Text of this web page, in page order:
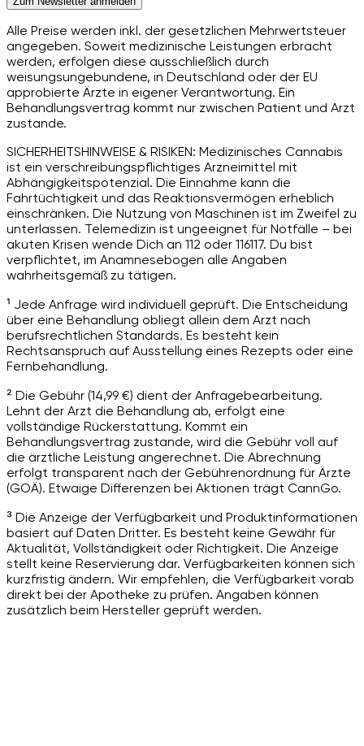
Alle Preise werden inkl. der gesetzlichen Mehrwertsteuer
angegeben. Soweit medizinische Leistungen erbracht
werden, erfolgen diese ausschließlich durch
weisungsungebundene, in Deutschland oder der EU
approbierte Ärzte in eigener Verantwortung. Ein
Behandlungsvertrag kommt nur zwischen Patient und Arzt
zustande.
SICHERHEITSHINWEISE & RISIKEN: Medizinisches Cannabis
ist ein verschreibungspflichtiges Arzneimittel mit
Abhängigkeitspotenzial. Die Einnahme kann die
Fahrtüchtigkeit und das Reaktionsvermögen erheblich
einschränken. Die Nutzung von Maschinen ist im Zweifel zu
unterlassen. Telemedizin ist ungeeignet für Notfälle – bei
akuten Krisen wende Dich an 112 oder 116117. Du bist
verpflichtet, im Anamnesebogen alle Angaben
wahrheitsgemäß zu tätigen.
¹ Jede Anfrage wird individuell geprüft. Die Entscheidung
über eine Behandlung obliegt allein dem Arzt nach
berufsrechtlichen Standards. Es besteht kein
Rechtsanspruch auf Ausstellung eines Rezepts oder eine
Fernbehandlung.
² Die Gebühr (14,99 €) dient der Anfragebearbeitung.
Lehnt der Arzt die Behandlung ab, erfolgt eine
vollständige Rückerstattung. Kommt ein
Behandlungsvertrag zustande, wird die Gebühr voll auf
die ärztliche Leistung angerechnet. Die Abrechnung
erfolgt transparent nach der Gebührenordnung für Ärzte
(GOÄ). Etwaige Differenzen bei Aktionen trägt CannGo.
³ Die Anzeige der Verfügbarkeit und Produktinformationen
basiert auf Daten Dritter. Es besteht keine Gewähr für
Aktualität, Vollständigkeit oder Richtigkeit. Die Anzeige
stellt keine Reservierung dar. Verfügbarkeiten können sich
kurzfristig ändern. Wir empfehlen, die Verfügbarkeit vorab
direkt bei der Apotheke zu prüfen. Angaben können
zusätzlich beim Hersteller geprüft werden.